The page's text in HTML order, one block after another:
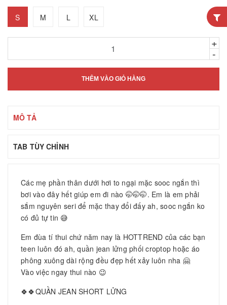
S M L XL
+
-
THÊM VÀO GIỎ HÀNG
MÔ TẢ
TAB TÙY CHỈNH
Các mẹ phần thân dưới hơi to ngại mặc sooc ngắn thì
bơi vào đây hết giúp em đi nào 🤭🤭🤭. Em là em phải
sắm nguyên seri để mặc thay đổi đấy ah, sooc ngắn ko
có đủ tự tin 😅
Em đùa tí thui chứ năm nay là HOTTREND của các bạn
teen luôn đó ah, quần jean lửng phối croptop hoặc áo
phông xuông dài rộng đều đẹp hết xảy luôn nha 🤗
Vào việc ngay thui nào 😉
🍀🍀QUẦN JEAN SHORT LỬNG